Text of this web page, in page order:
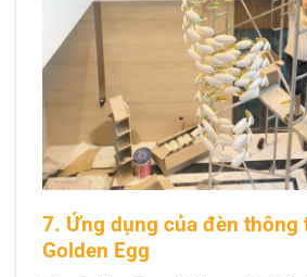
7. Ứng dụng của đèn thông
Golden Egg